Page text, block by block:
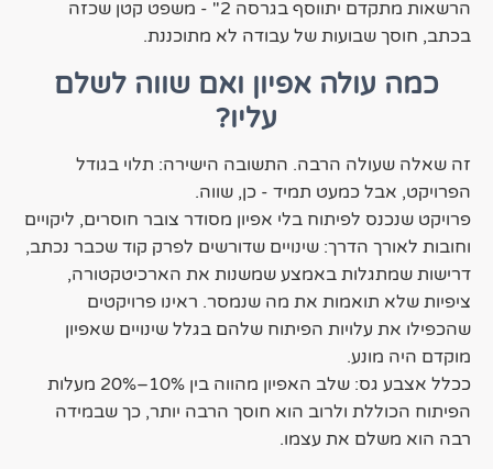
הרשאות מתקדם יתווסף בגרסה 2" - משפט קטן שכזה
בכתב, חוסך שבועות של עבודה לא מתוכננת.
כמה עולה אפיון ואם שווה לשלם
עליו?
זה שאלה שעולה הרבה. התשובה הישירה: תלוי בגודל
הפרויקט, אבל כמעט תמיד - כן, שווה.
פרויקט שנכנס לפיתוח בלי אפיון מסודר צובר חוסרים, ליקויים
וחובות לאורך הדרך: שינויים שדורשים לפרק קוד שכבר נכתב,
דרישות שמתגלות באמצע שמשנות את הארכיטקטורה,
ציפיות שלא תואמות את מה שנמסר. ראינו פרויקטים
שהכפילו את עלויות הפיתוח שלהם בגלל שינויים שאפיון
מוקדם היה מונע.
ככלל אצבע גס: שלב האפיון מהווה בין 10%–20% מעלות
הפיתוח הכוללת ולרוב הוא חוסך הרבה יותר, כך שבמידה
רבה הוא משלם את עצמו.